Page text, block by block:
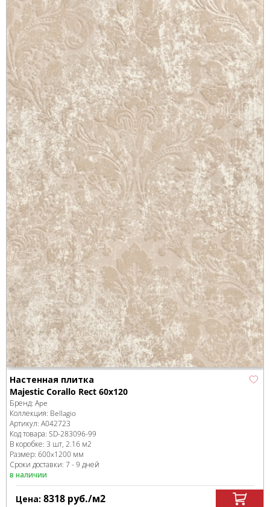
Настенная плитка
Majestic Corallo Rect 60x120
Бренд: Ape
Коллекция: Bellagio
Артикул: A042723
Код товара: SD-283096-99
В коробке: 3 шт, 2.16 м2
Размер: 600x1200 мм
Сроки доставки: 7 - 9 дней
в наличии
Цена: 8318 руб./м2